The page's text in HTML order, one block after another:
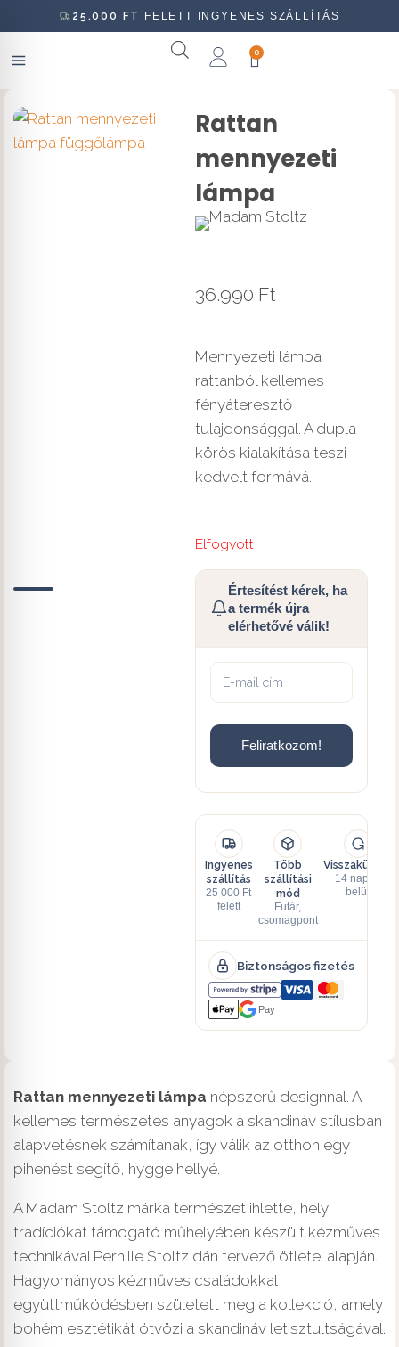
25.000 FT FELETT INGYENES SZÁLLÍTÁS
0
Rattan
mennyezeti
lámpa
36.990 Ft
Mennyezeti lámpa
rattanból kellemes
fényáteresztő
tulajdonsággal. A dupla
körös kialakítása teszi
kedvelt formává.
Elfogyott
Értesítést kérek, ha
a termék újra
elérhetővé válik!
Feliratkozom!
Ingyenes
szállítás
25 000 Ft
felett
Több
szállítási
mód
Futár,
csomagpont
Visszaküldés
14 napon
belül
Biztonságos fizetés
Pay
Rattan mennyezeti lámpa népszerű designnal. A
kellemes természetes anyagok a skandináv stílusban
alapvetésnek számítanak, így válik az otthon egy
pihenést segítő, hygge hellyé.
A Madam Stoltz márka természet ihlette, helyi
tradíciókat támogató műhelyében készült kézműves
technikával Pernille Stoltz dán tervező ötletei alapján.
Hagyományos kézműves családokkal
együttműködésben született meg a kollekció, amely
bohém esztétikát ötvözi a skandináv letisztultságával.